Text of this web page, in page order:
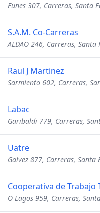
Funes 307, Carreras, Santa
S.A.M. Co-Carreras
ALDAO 246, Carreras, Santa
Raul J Martinez
Sarmiento 602, Carreras,
Labac
Garibaldi 779, Carreras,
Uatre
Galvez 877, Carreras, Santa
Cooperativa de Trabajo
O Lagos 959, Carreras,